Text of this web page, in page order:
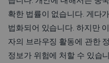
확한 법률이 없습니다. 게다
법화되어 있습니다. 하지만
자의 브라우징 활동에 관한
정보가 위험에 처할 수 있습